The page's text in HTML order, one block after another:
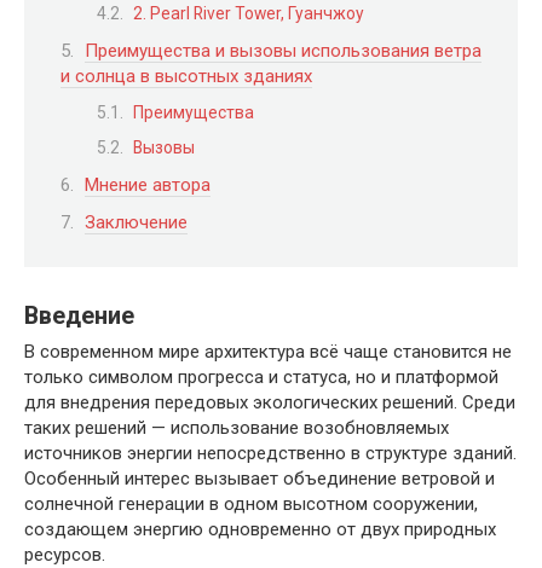
2. Pearl River Tower, Гуанчжоу
Преимущества и вызовы использования ветра
и солнца в высотных зданиях
Преимущества
Вызовы
Мнение автора
Заключение
Введение
В современном мире архитектура всё чаще становится не
только символом прогресса и статуса, но и платформой
для внедрения передовых экологических решений. Среди
таких решений — использование возобновляемых
источников энергии непосредственно в структуре зданий.
Особенный интерес вызывает объединение ветровой и
солнечной генерации в одном высотном сооружении,
создающем энергию одновременно от двух природных
ресурсов.